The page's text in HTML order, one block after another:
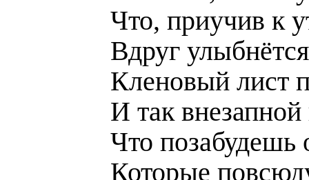
Что, приучив к
Вдруг
Кленовый лист
И так
Что
Которые